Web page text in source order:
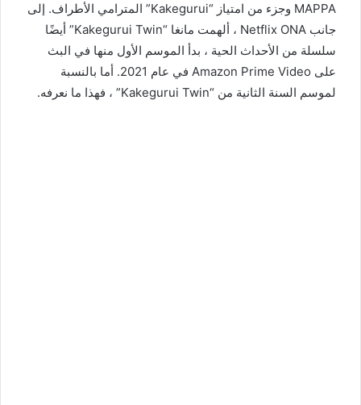
MAPPA وجزء من امتياز “Kakegurui” المترامي الأطراف. إلى
جانب Netflix ONA ، ألهمت مانغا “Kakegurui Twin” أيضًا
سلسلة من الأحداث الحية ، بدأ الموسم الأول منها في البث
على Amazon Prime Video في عام 2021. أما بالنسبة
لموسم السنة الثانية من “Kakegurui Twin” ، فهذا ما نعرفه.